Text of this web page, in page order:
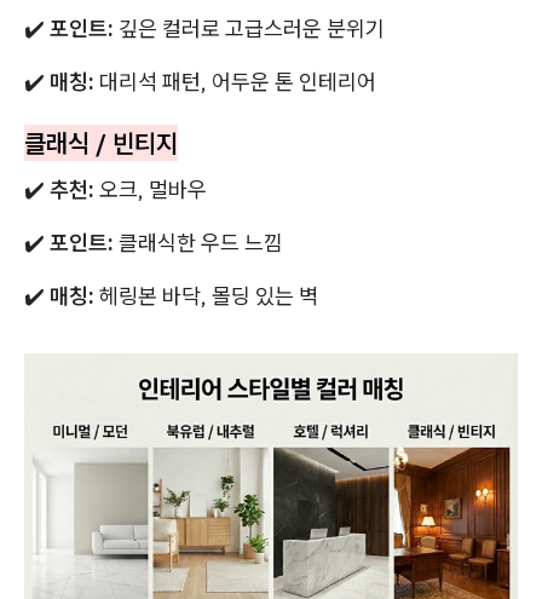
✔️ 포인트: 깊은 컬러로 고급스러운 분위기
✔️ 매칭: 대리석 패턴, 어두운 톤 인테리어
클래식 / 빈티지
✔️ 추천: 오크, 멀바우
✔️ 포인트: 클래식한 우드 느낌
✔️ 매칭: 헤링본 바닥, 몰딩 있는 벽